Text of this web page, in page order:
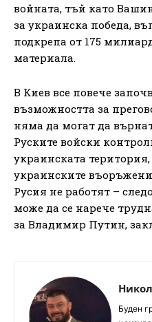
войната, тъй като
за украинска победа,
подкрепа от 175
материала.
В Киев все повече
възможността за
няма да могат да
Руските войски
украинската
украинските
Русия не работят –
може да се нарече
за Владимир Путин,
Буден